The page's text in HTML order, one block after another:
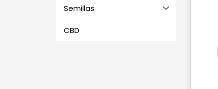
Semillas
CBD